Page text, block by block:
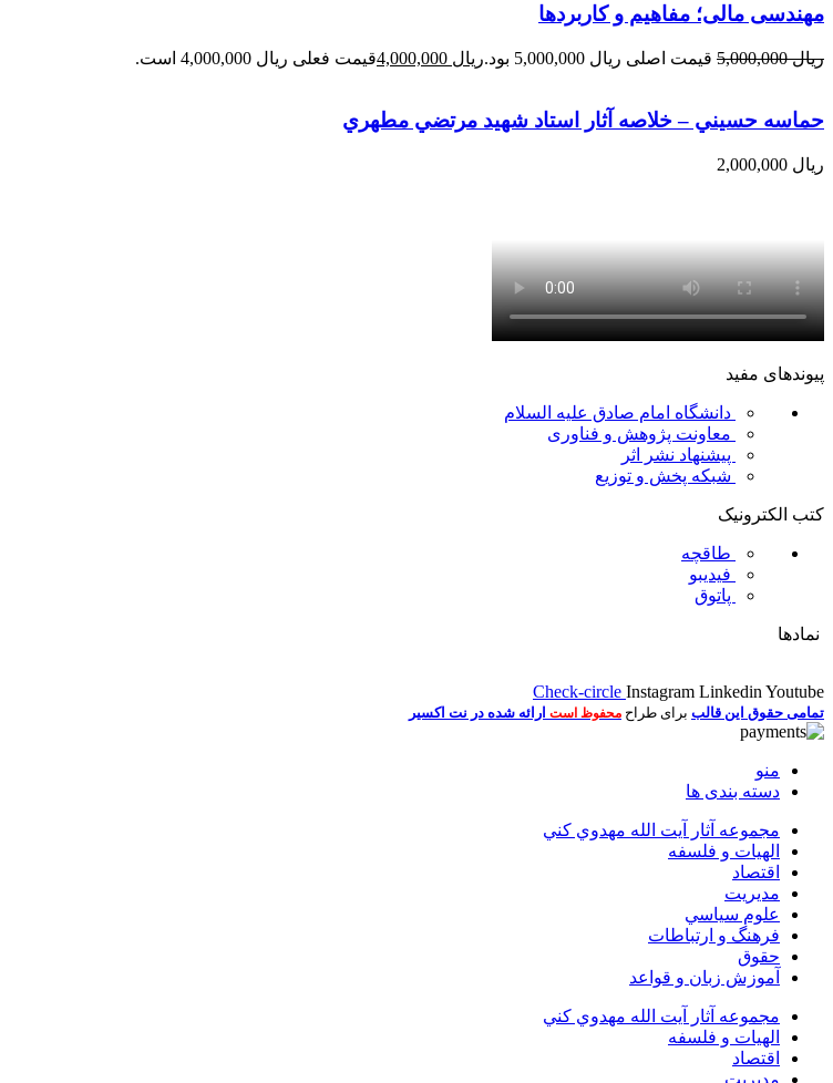
مهندسی مالی؛ مفاهیم و کاربردها
ریال5,000,000 قیمت اصلی ریال 5,000,000 بود. ریال قیمت فعلی ریال 4,000,000 است.
حماسه حسيني – خلاصه آثار استاد شهيد مرتضي مطهري
ریال
پیوندهای مفید
دانشگاه امام صادق علیه السلام
معاونت پژوهش و فناوری
پیشنهاد نشر اثر
شبکه پخش و توزیع
کتب الکترونیک
طاقچه
فیدیبو
پاتوق
نمادها
Check-circle Instagram Linkedin Youtube
تمامی حقوق این قالب برای طراح محفوظ است ارائه شده در نت اکسیر
منو
دسته بندی ها
مجموعه آثار آيت الله مهدوي كني
الهیات و فلسفه
اقتصاد
مديريت
علوم سياسي
فرهنگ و ارتباطات
حقوق
آموزش زبان و قواعد
مجموعه آثار آيت الله مهدوي كني
الهیات و فلسفه
اقتصاد
مديريت